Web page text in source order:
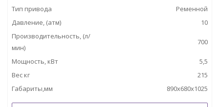
Тип привода
Ременной
Давление, (атм)
10
Производительность, (л/
мин)
700
Мощность, кВт
5,5
Вес кг
215
Габариты,мм
890х680х1025